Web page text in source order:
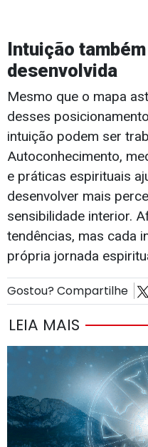
Intuição
desenvolvida
Mesmo que o mapa
desses
intuição podem ser
Autoconhecimento,
e práticas espirituais
desenvolver mais
sensibilidade interior.
tendências, mas cada
própria jornada
Gostou? Compartilhe
LEIA MAIS